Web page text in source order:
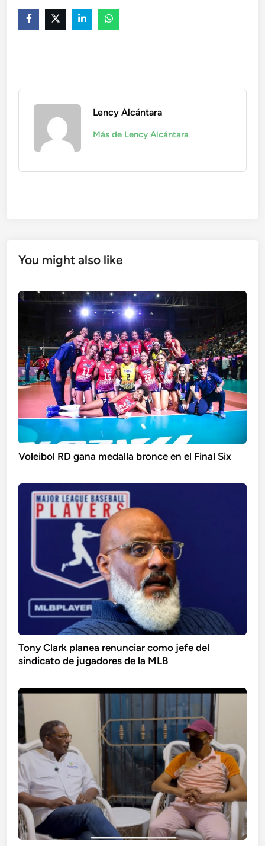
Lency Alcántara
Más de Lency Alcántara
You might also like
Voleibol RD gana medalla bronce en el Final Six
Tony Clark planea renunciar como jefe del
sindicato de jugadores de la MLB